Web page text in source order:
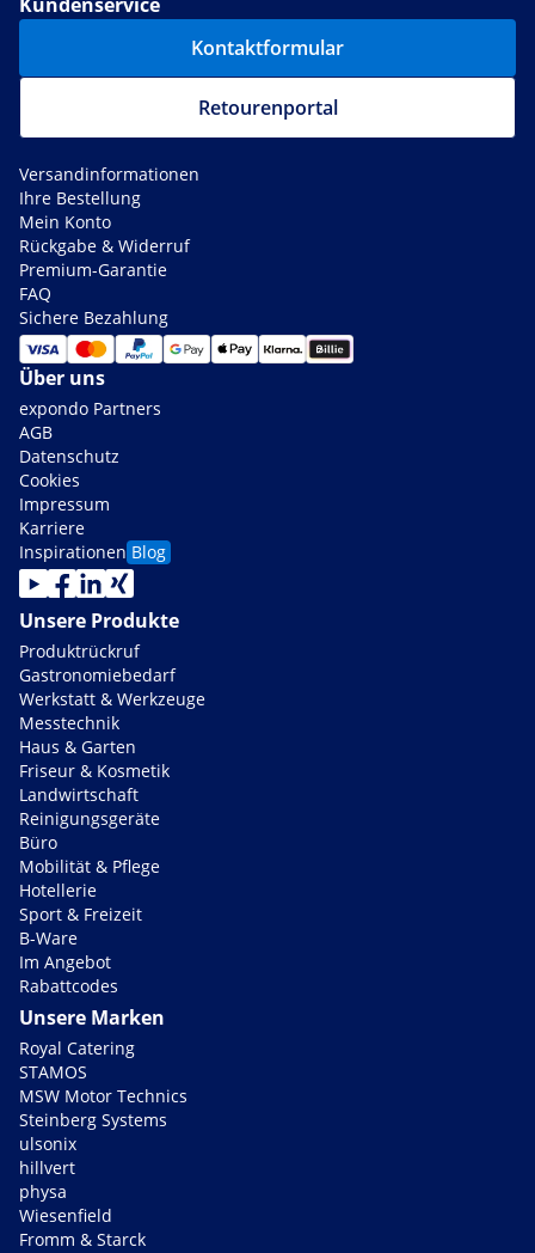
Kontaktformular
Retourenportal
Versandinformationen
Ihre Bestellung
Mein Konto
Rückgabe & Widerruf
Premium-Garantie
FAQ
Sichere Bezahlung
Über uns
expondo Partners
AGB
Datenschutz
Cookies
Impressum
Karriere
Inspirationen Blog
Unsere Produkte
Produktrückruf
Gastronomiebedarf
Werkstatt & Werkzeuge
Messtechnik
Haus & Garten
Friseur & Kosmetik
Landwirtschaft
Reinigungsgeräte
Büro
Mobilität & Pflege
Hotellerie
Sport & Freizeit
B-Ware
Im Angebot
Rabattcodes
Unsere Marken
Royal Catering
STAMOS
MSW Motor Technics
Steinberg Systems
ulsonix
hillvert
physa
Wiesenfield
Fromm & Starck